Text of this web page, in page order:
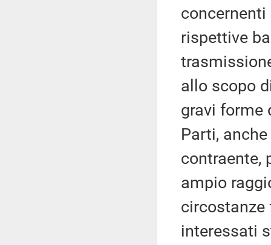
rispettive
allo scopo
gravi forme
Parti,
contraente,
ampio
circostanze
interessati